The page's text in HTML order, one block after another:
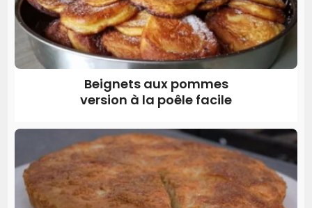
Beignets aux pommes
version à la poêle facile